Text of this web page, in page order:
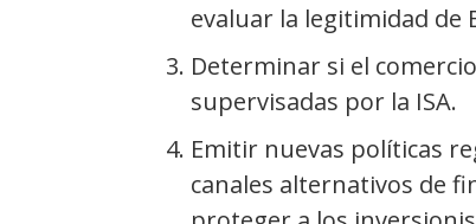
evaluar la legitimidad de
Determinar si el
supervisadas por la ISA.
Emitir nuevas políticas
canales alternativos de